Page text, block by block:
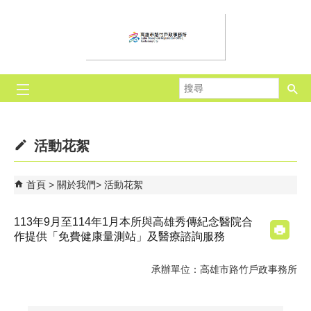
尋
活動花絮
首頁 關於我們 活動花絮
113年9月至114年1月本所與高雄秀傳紀念醫院合
作提供「免費健康量測站」及醫療諮詢服務
承辦單位：高雄市路竹戶政事務所